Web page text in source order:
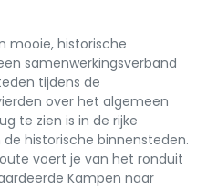
mooie, historische
samenwerkingsverband
tijdens de
over het algemeen
te zien is in de rijke
historische binnensteden.
voert je van het ronduit
Kampen naar